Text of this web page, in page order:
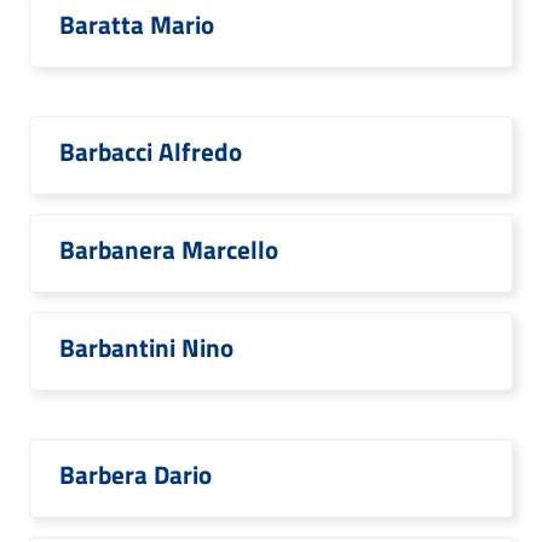
Baratta Mario
Barbacci Alfredo
Barbanera Marcello
Barbantini Nino
Barbera Dario